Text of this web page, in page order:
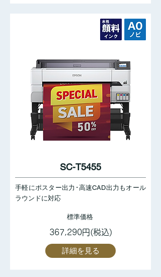
SC-T5455
手軽にポスター出力･高速CAD出力もオール
ラウンドに対応
標準価格
367,290円(税込)
詳細を見る